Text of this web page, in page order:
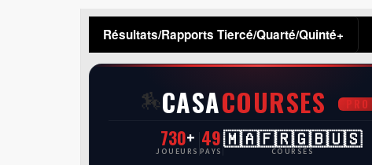
CasaCourses
Résultats/Rapports Tiercé/Quarté/Quinté+
🏇CASACOURSES PRO
730+
JOUEURS
49
PAYS
🇲🇦🇫🇷🇬🇧🇺🇸
COURSES